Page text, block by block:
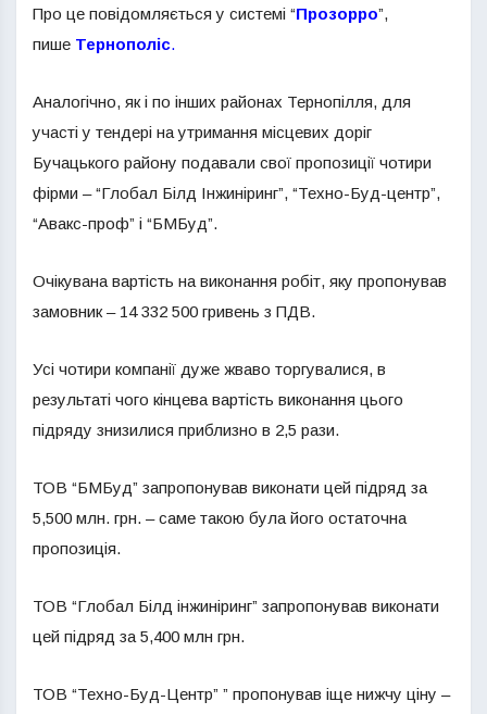
Про це повідомляється у системі “Прозорро”,
пише Тернополіс.
Аналогічно, як і по інших районах Тернопілля, для
участі у тендері на утримання місцевих доріг
Бучацького району подавали свої пропозиції чотири
фірми – “Глобал Білд Інжиніринг”, “Техно-Буд-центр”,
“Авакс-проф” і “БМБуд”.
Очікувана вартість на виконання робіт, яку пропонував
замовник – 14 332 500 гривень з ПДВ.
Усі чотири компанії дуже жваво торгувалися, в
результаті чого кінцева вартість виконання цього
підряду знизилися приблизно в 2,5 рази.
ТОВ “БМБуд” запропонував виконати цей підряд за
5,500 млн. грн. – саме такою була його остаточна
пропозиція.
ТОВ “Глобал Білд інжиніринг” запропонував виконати
цей підряд за 5,400 млн грн.
ТОВ “Техно-Буд-Центр” ” пропонував іще нижчу ціну –